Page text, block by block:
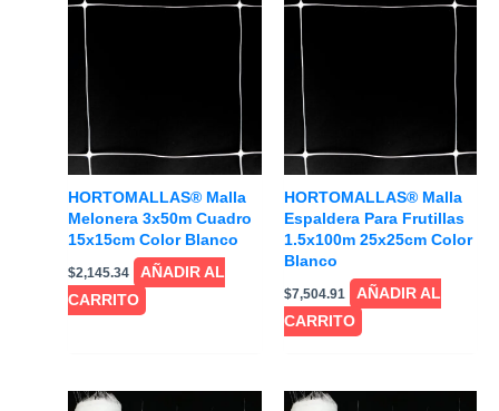
HORTOMALLAS® Malla
Melonera 3x50m Cuadro
15x15cm Color Blanco
$2,145.34
AÑADIR AL
CARRITO
HORTOMALLAS® Malla
Espaldera Para Frutillas
1.5x100m 25x25cm Color
Blanco
$7,504.91
AÑADIR AL
CARRITO